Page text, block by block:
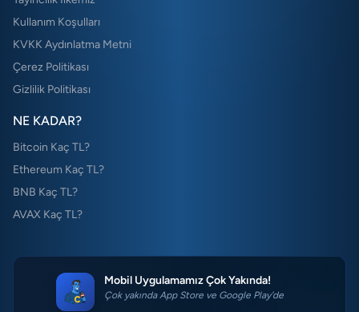
Kullanım Koşulları
KVKK Aydınlatma Metni
Çerez Politikası
Gizlilik Politikası
NE KADAR?
Bitcoin Kaç TL?
Ethereum Kaç TL?
BNB Kaç TL?
AVAX Kaç TL?
Mobil Uygulamamız Çok Yakında!
Çok yakında App Store ve Google Play'de